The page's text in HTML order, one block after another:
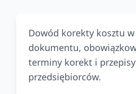
Dowód korekty kosztu w
dokumentu,
terminy korekt i
przedsiębiorców.